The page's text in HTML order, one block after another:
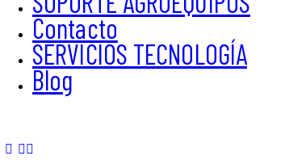
Contacto
SERVICIOS TECNOLOGÍA
Blog